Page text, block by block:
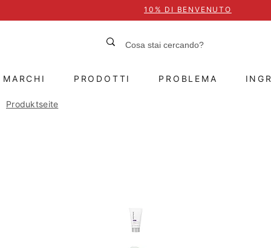
10% DI BENVENUTO
MARCHI PRODOTTI PROBLEMA
Produktseite